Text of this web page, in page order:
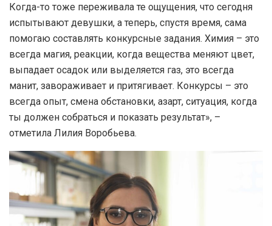
Когда-то тоже переживала те ощущения, что сегодня
испытывают девушки, а теперь, спустя время, сама
помогаю составлять конкурсные задания. Химия – это
всегда магия, реакции, когда вещества меняют цвет,
выпадает осадок или выделяется газ, это всегда
манит, завораживает и притягивает. Конкурсы – это
всегда опыт, смена обстановки, азарт, ситуация, когда
ты должен собраться и показать результат», –
отметила Лилия Воробьева.